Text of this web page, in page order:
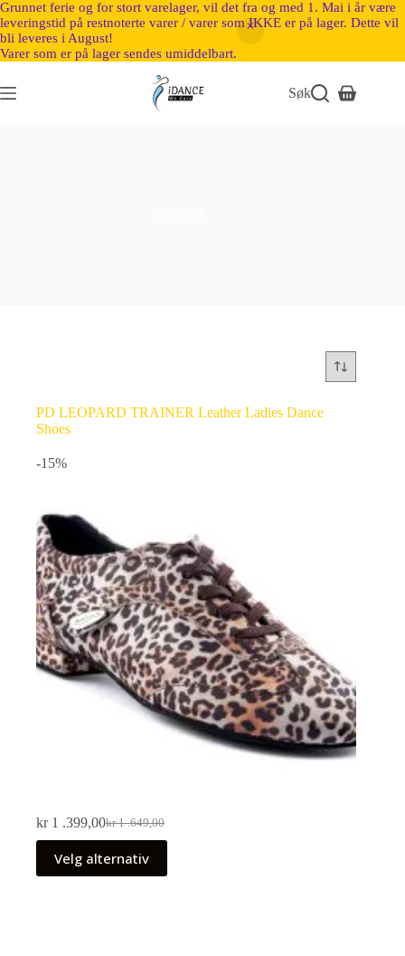
Grunnet ferie og for stort varelager, vil det fra og med 1. Mai i år være
leveringstid på restnoterte varer / varer som IKKE er på lager. Dette vil
bli leveres i August!
Varer som er på lager sendes umiddelbart.
Søk
PD LEOPARD TRAINER Leather Ladies Dance
Shoes
-15%
kr1 .649,00
kr1 .399,00
Velg alternativ